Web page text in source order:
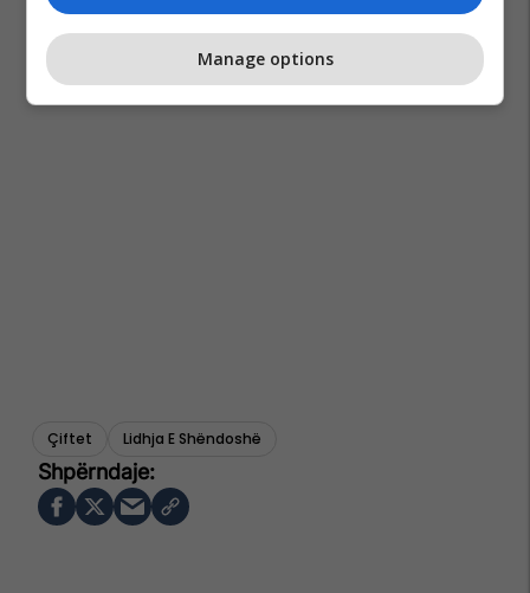
Çiftet Lidhja E Shëndoshë
Manage options